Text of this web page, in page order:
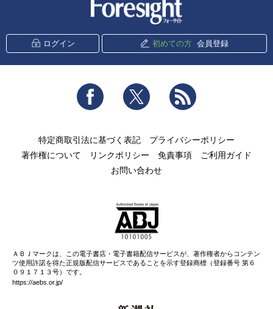
ログイン 初めての方 会員登録
Facebook Twitter
特定商取引法に基づく表記
プライバシーポリシー
著作権について
リンクポリシー 免責事項
ご利用ガイド
お問い合わせ
ＡＢＪマークは、この電子書店・電子書籍配信サービスが、著作権者からコンテン
ツ使用許諾を得た正規版配信サービスであることを示す登録商標（登録番号 第６
０９１７１３号）です。
https://aebs.or.jp/